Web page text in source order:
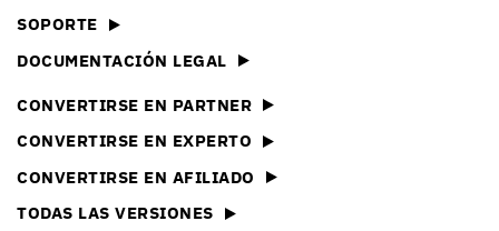
SOPORTE
DOCUMENTACIÓN LEGAL
CONVERTIRSE EN PARTNER
CONVERTIRSE EN EXPERTO
CONVERTIRSE EN AFILIADO
TODAS LAS VERSIONES